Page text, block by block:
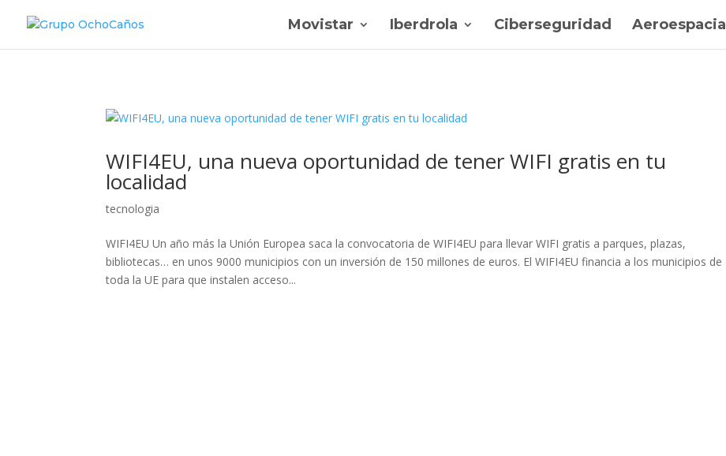
Movistar Iberdrola Ciberseguridad Aeroespacial
WIFI4EU, una nueva oportunidad de tener WIFI gratis en tu
localidad
tecnologia
WIFI4EU Un año más la Unión Europea saca la convocatoria de WIFI4EU para llevar WIFI gratis a parques, plazas,
bibliotecas… en unos 9000 municipios con un inversión de 150 millones de euros. El WIFI4EU financia a los municipios de
toda la UE para que instalen acceso...